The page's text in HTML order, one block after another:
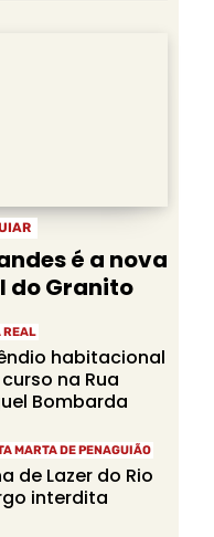
é a nova
do Granito
REAL
habitacional
na Rua
Bombarda
MARTA DE PENAGUIÃO
de Lazer do Rio
interdita